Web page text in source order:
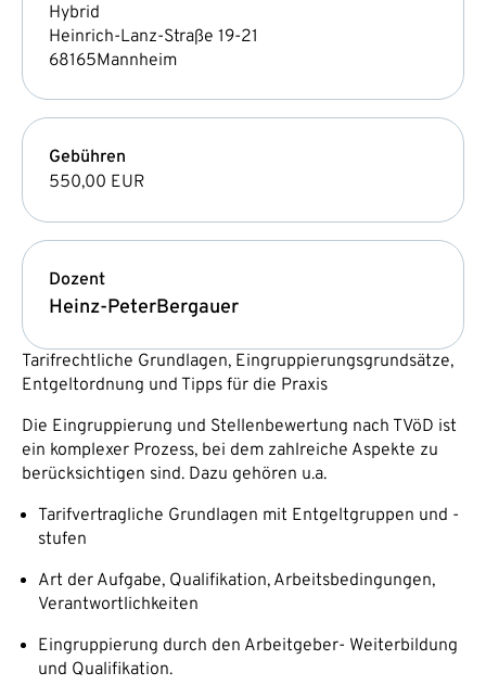
Hybrid
Heinrich-Lanz-Straße 19-21
68165Mannheim
Gebühren
550,00 EUR
Dozent
Heinz-PeterBergauer
Tarifrechtliche Grundlagen, Eingruppierungsgrundsätze,
Entgeltordnung und Tipps für die Praxis
Die Eingruppierung und Stellenbewertung nach TVöD ist
ein komplexer Prozess, bei dem zahlreiche Aspekte zu
berücksichtigen sind. Dazu gehören u.a.
Tarifvertragliche Grundlagen mit Entgeltgruppen und -
stufen
Art der Aufgabe, Qualifikation, Arbeitsbedingungen,
Verantwortlichkeiten
Eingruppierung durch den Arbeitgeber- Weiterbildung
und Qualifikation.